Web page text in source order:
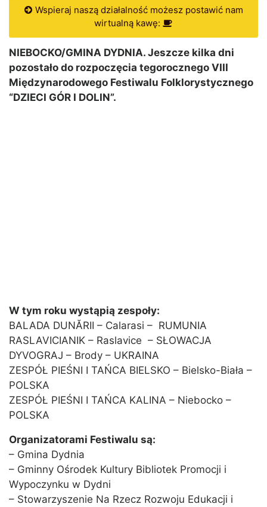
Wspieraj naszą działalność możesz postawić nam
wirtualną kawę:
NIEBOCKO/GMINA DYDNIA. Jeszcze kilka dni
pozostało do rozpoczęcia tegorocznego VIII
Międzynarodowego Festiwalu Folklorystycznego
“DZIECI GÓR I DOLIN”.
W tym roku wystąpią zespoły:
BALADA DUNĂRII – Calarasi – RUMUNIA
RASLAVICIANIK – Raslavice – SŁOWACJA
DYVOGRAJ – Brody – UKRAINA
ZESPÓŁ PIEŚNI I TAŃCA BIELSKO – Bielsko-Biała –
POLSKA
ZESPÓŁ PIEŚNI I TAŃCA KALINA – Niebocko –
POLSKA
Organizatorami Festiwalu są:
– Gmina Dydnia
– Gminny Ośrodek Kultury Bibliotek Promocji i
Wypoczynku w Dydni
– Stowarzyszenie Na Rzecz Rozwoju Edukacji i